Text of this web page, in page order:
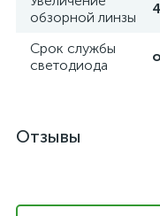
обзорной линзы
Срок службы
светодиода
Отзывы